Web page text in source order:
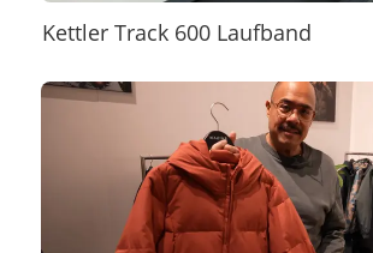
Kettler Track 600 Laufband